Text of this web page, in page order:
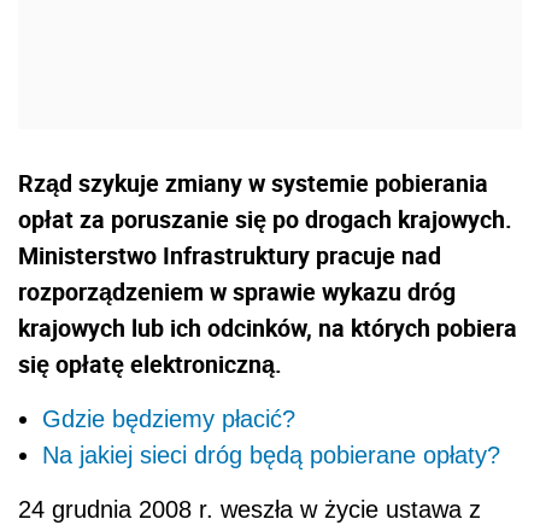
Rząd szykuje zmiany w systemie pobierania
opłat za poruszanie się po drogach krajowych.
Ministerstwo Infrastruktury pracuje nad
rozporządzeniem w sprawie wykazu dróg
krajowych lub ich odcinków, na których pobiera
się opłatę elektroniczną.
Gdzie będziemy płacić?
Na jakiej sieci dróg będą pobierane opłaty?
24 grudnia 2008 r. weszła w życie ustawa z